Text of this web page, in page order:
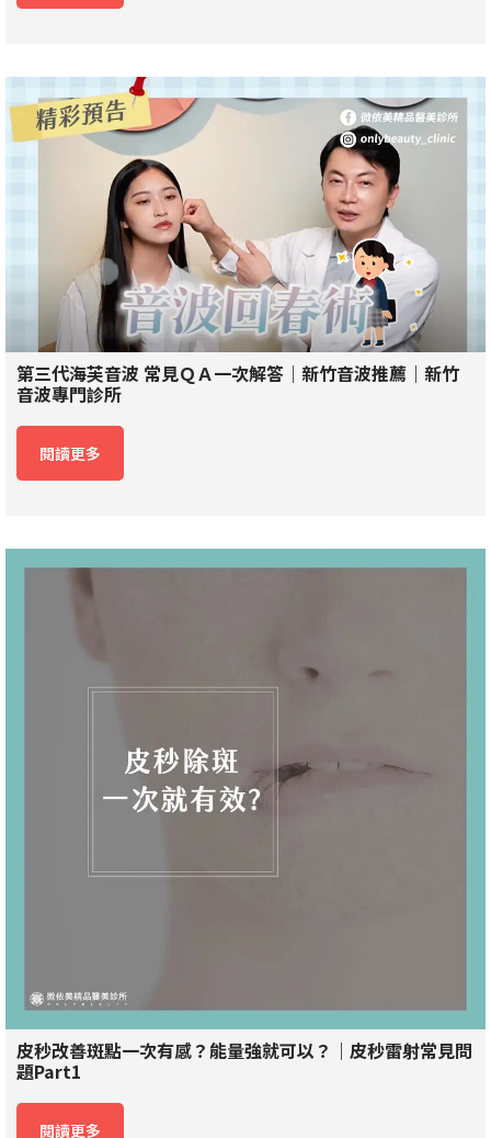
第三代海芙音波 常見ＱＡ一次解答｜新竹音波推薦｜新竹
音波專門診所
閱讀更多
皮秒改善斑點一次有感？能量強就可以？｜皮秒雷射常見問
題Part1
閱讀更多